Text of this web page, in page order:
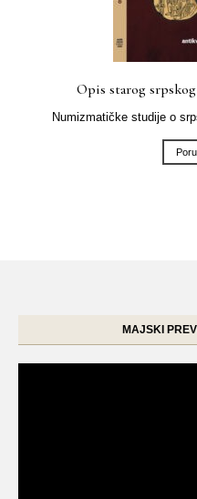
Opis starog
Numizmatičke studije o
MAJSKI